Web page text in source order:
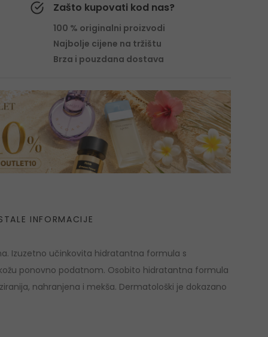
Zašto kupovati kod nas?
100 % originalni proizvodi
Najbolje cijene na tržištu
Brza i pouzdana dostava
Izuzetno učinkovita hidratantna formula s
ponovno podatnom. Osobito hidratantna formula
nahranjena i mekša. Dermatološki je dokazano
INFORMACIJE